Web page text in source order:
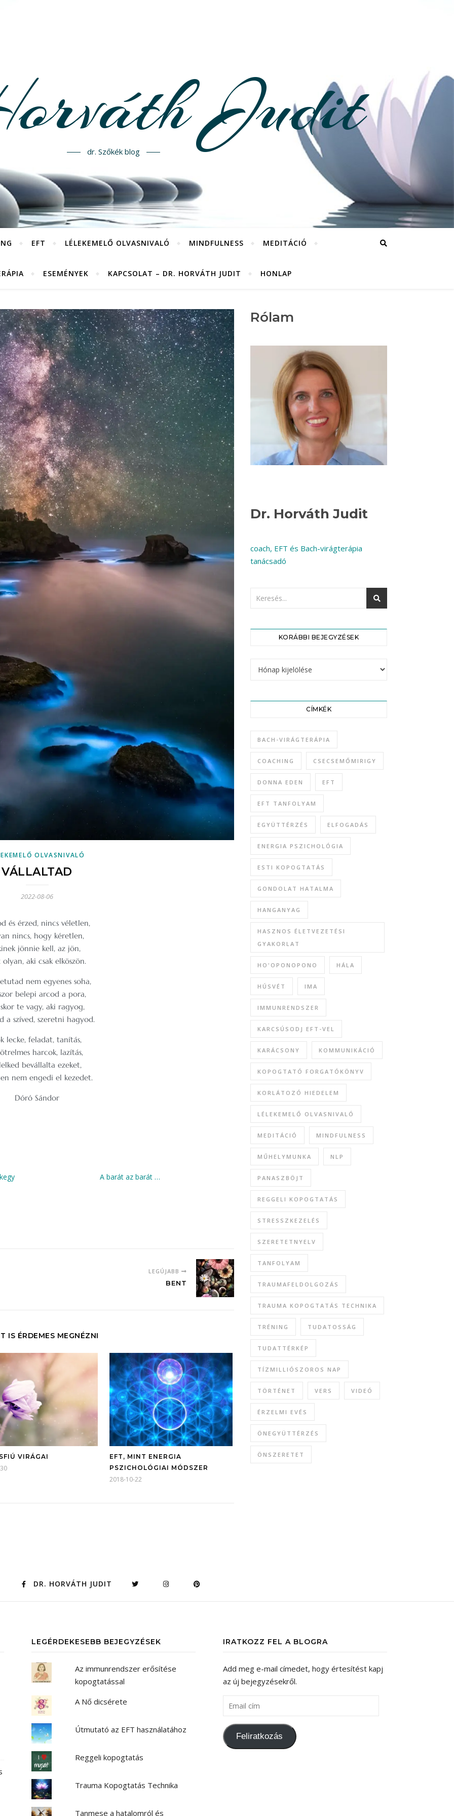
Judit
dr. Szőkék blog
EFT LÉLEKEMELŐ OLVASNIVALÓ MINDFULNESS MEDITÁCIÓ
ESEMÉNYEK KAPCSOLAT – DR. HORVÁTH JUDIT HONLAP
OLVASNIVALÓ
VÁLLALTAD
2022-08-06
és érzed, nincs véletlen,
nincs, hogy kéretlen,
jönnie kell, az jön,
olyan, aki csak elköszön.
nem egyenes soha,
belepi arcod a pora,
te vagy, aki ragyog,
a szíved, szeretni hagyod.
lecke, feladat, tanítás,
harcok, lazítás,
bevállalta ezeket,
nem engedi el kezedet.
Dóró Sándor
A barát az barát …
LEGÚJABB
BENT
IS ÉRDEMES MEGNÉZNI
VIRÁGAI
EFT, MINT ENERGIA
PSZICHOLÓGIAI MÓDSZER
2018-10-22
Rólam
Dr. Horváth Judit
coach, EFT és Bach-virágterápia
tanácsadó
KORÁBBI BEJEGYZÉSEK
CÍMKÉK
BACH-VIRÁGTERÁPIA
COACHING CSECSEMŐMIRIGY
DONNA EDEN EFT
EFT TANFOLYAM
EGYÜTTÉRZÉS ELFOGADÁS
ENERGIA PSZICHOLÓGIA
ESTI KOPOGTATÁS
GONDOLAT HATALMA
HANGANYAG
HASZNOS ÉLETVEZETÉSI
GYAKORLAT
HO'OPONOPONO HÁLA
HÚSVÉT IMA
IMMUNRENDSZER
KARCSÚSODJ EFT-VEL
KARÁCSONY KOMMUNIKÁCIÓ
KOPOGTATÓ FORGATÓKÖNYV
KORLÁTOZÓ HIEDELEM
LÉLEKEMELŐ OLVASNIVALÓ
MEDITÁCIÓ MINDFULNESS
MŰHELYMUNKA NLP
PANASZBÖJT
REGGELI KOPOGTATÁS
STRESSZKEZELÉS
SZERETETNYELV
TANFOLYAM
TRAUMAFELDOLGOZÁS
TRAUMA KOPOGTATÁS TECHNIKA
TRÉNING TUDATOSSÁG
TUDATTÉRKÉP
TÍZMILLIÓSZOROS NAP
TÖRTÉNET VERS VIDEÓ
ÉRZELMI EVÉS
ÖNEGYÜTTÉRZÉS
ÖNSZERETET
DR. HORVÁTH JUDIT
LEGÉRDEKESEBB BEJEGYZÉSEK
Az immunrendszer erősítése
kopogtatással
A Nő dicsérete
Útmutató az EFT használatához
Reggeli kopogtatás
Trauma Kopogtatás Technika
Tanmese a hatalomról és
IRATKOZZ FEL A BLOGRA
Add meg e-mail címedet, hogy értesítést kapj
az új bejegyzésekről.
Feliratkozás